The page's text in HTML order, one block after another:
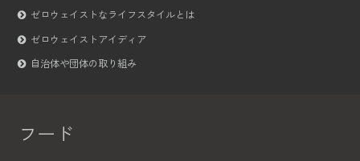
ゼロウェイストなライフスタイルとは
ゼロウェイストアイディア
自治体や団体の取り組み
フード